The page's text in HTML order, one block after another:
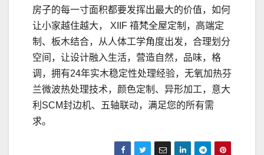
房子的每一寸面积都要发挥出最大的价值，如何
让小家越住越大， XIIF 禧梵全屋定制，高端定
制、板木结合，从人体工学角度出发，合理划分
空间，让设计融入生活，营造自然，品味，格
调，拥有24年实木稳定性处理经验，无氧加热芬
兰微波热处理技术，颜色定制、异形加工，意大
利SCM封边机、五轴联动，满足您的所有需
求。